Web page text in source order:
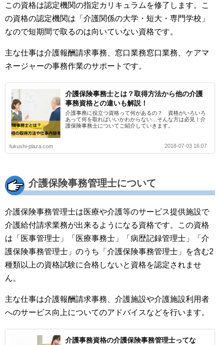
この資格は認定機関の指定カリキュラムを修了します。こ
の資格の認定機関は「介護関係の大学・短大・専門学校」
なので短期間で取るのは向いていない資格です。
主な仕事は介護報酬請求事務、窓口業務窓口業務、ケアマ
ネージャーの事務作業のサポートです。
介護保険事務士とは？取得方法から他の介護
事務資格との違いも解説！
介護事務に役立つ資格って何があるの？ 資格がいろいろ
あって何を取ればいいかわからない…そんな方は必見！介
護保険事務士についてご紹介していきます。
fukushi-plaza.com 2018-07-03 16:07
介護保険事務管理士について
介護保険事務管理士は医療や介護等のサービス提供施設で
介護給付請求業務が出来るようになる資格です。この資格
は「医事管理士」「医療事務士」「病歴記録管理士」「介
護保険事務管理士」のうち「介護保険事務管理士」を含む2
種類以上の資格試験に合格しないと資格を認定されませ
ん。
主な仕事は介護報酬請求事務、介護施設や介護施設利用者
へのサービス向上についてのアドバイスなどを行います。
介護事務資格の介護保険事務管理士ってな